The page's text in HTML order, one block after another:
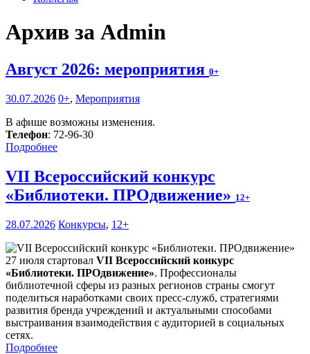
Архив за Admin
Август 2026: мероприятия 0+
30.07.2026 0+, Мероприятия
В афише возможны изменения.
Телефон: 72-96-30
Подробнее
VII Всероссийский конкурс
«Библиотеки. ПРОдвижение» 12+
28.07.2026 Конкурсы, 12+
27 июля стартовал VII Всероссийский конкурс
«Библиотеки. ПРОдвижение». Профессионалы
библиотечной сферы из разных регионов страны смогут
поделиться наработками своих пресс-служб, стратегиями
развития бренда учреждений и актуальными способами
выстраивания взаимодействия с аудиторией в социальных
сетях.
Подробнее